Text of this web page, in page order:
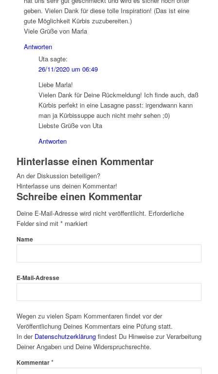
geben. Vielen Dank für diese tolle Inspiration! (Das ist eine
gute Möglichkeit Kürbis zuzubereiten.)
Viele Grüße von Marla
Antworten
Uta sagte:
26/11/2020 um 06:49
Liebe Marla!
Vielen Dank für Deine Rückmeldung! Ich finde auch, daß
Kürbis perfekt in eine Lasagne passt: irgendwann kann
man ja Kürbissuppe auch nicht mehr sehen ;0)
Liebste Grüße von Uta
Antworten
Hinterlasse einen Kommentar
An der Diskussion beteiligen?
Hinterlasse uns deinen Kommentar!
Schreibe einen Kommentar
Deine E-Mail-Adresse wird nicht veröffentlicht. Erforderliche
Felder sind mit *markiert
Name
E-Mail-Adresse
Wegen zu vielen Spam Kommentaren findet vor der
Veröffentlichung Deines Kommentars eine Püfung statt.
In der Datenschutzerklärungfindest Du Hinweise zur Verarbeitung
Deiner Angaben und Deine Widerspruchsrechte.
Kommentar*